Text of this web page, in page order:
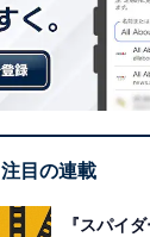
注目の連載
『スパイ